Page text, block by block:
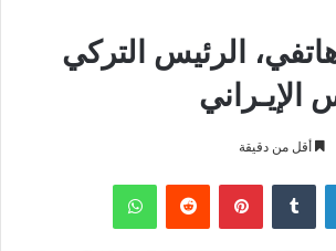
الرئيس التركي
الإيـراني
أقل من دقيقة
لينكدإن بينتيريست واتساب